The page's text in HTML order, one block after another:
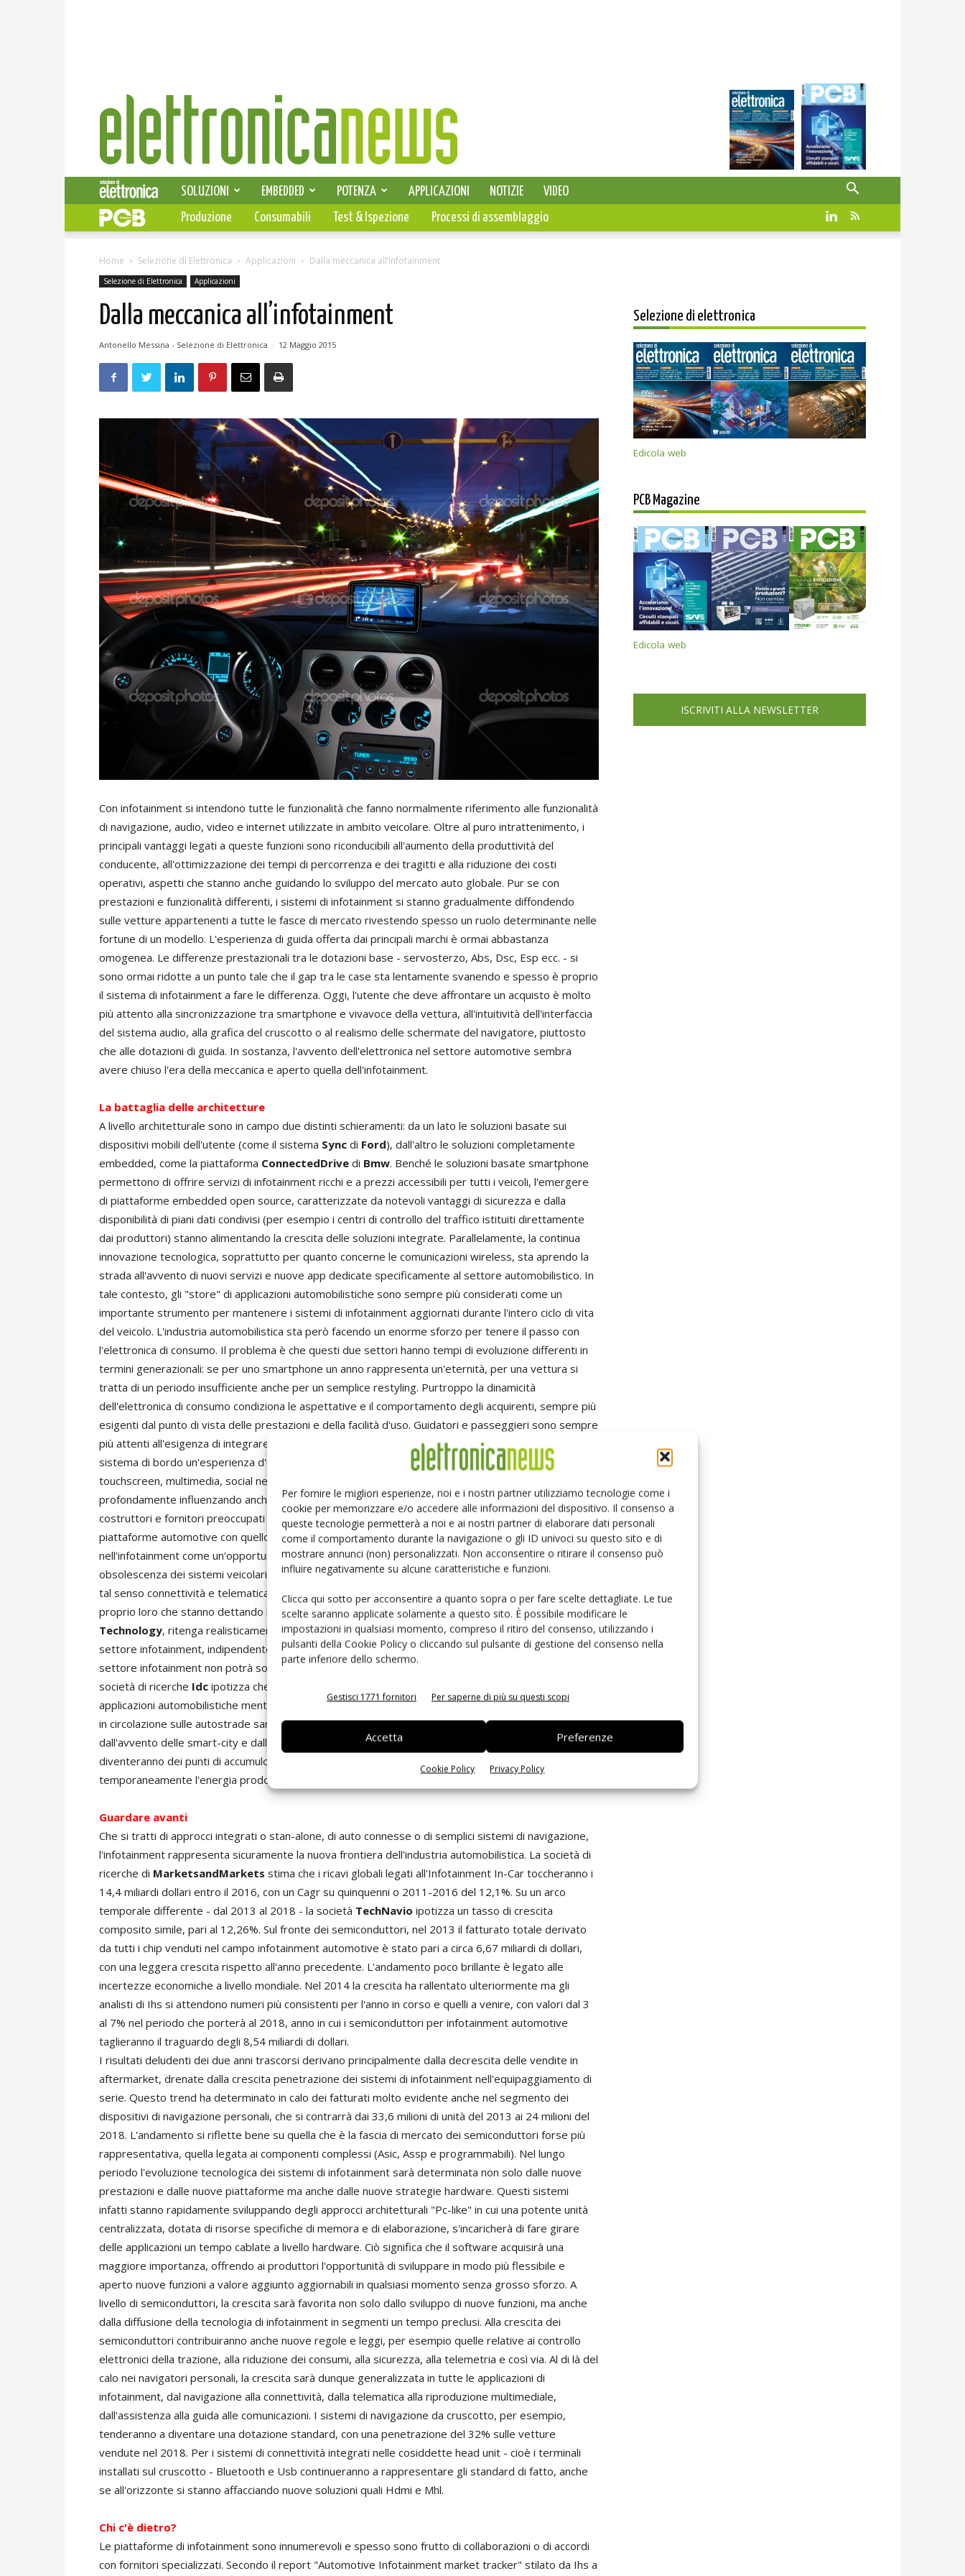
Per fornire le migliori esperienze, noi e i nostri partner utilizziamo tecnologie come i
cookie per memorizzare e/o accedere alle informazioni del dispositivo. Il consenso a
queste tecnologie permetterà a noi e ai nostri partner di elaborare dati personali
come il comportamento durante la navigazione o gli ID univoci su questo sito e di
mostrare annunci (non) personalizzati. Non acconsentire o ritirare il consenso può
influire negativamente su alcune caratteristiche e funzioni.
Clicca qui sotto per acconsentire a quanto sopra o per fare scelte dettagliate. Le tue
scelte saranno applicate solamente a questo sito. È possibile modificare le
impostazioni in qualsiasi momento, compreso il ritiro del consenso, utilizzando i
pulsanti della Cookie Policy o cliccando sul pulsante di gestione del consenso nella
parte inferiore dello schermo.
Gestisci 1771 fornitori Per saperne di più su questi scopi
Accetta Preferenze
Cookie Policy Privacy Policy
Elettronica
News
SELEZIONE DI ELETTRONICA
SOLUZIONI EMBEDDED POTENZA APPLICAZIONI NOTIZIE
VIDEO
PCB
Produzione Consumabili Test & Ispezione Processi di assemblaggio
Home Selezione di Elettronica Applicazioni Dalla meccanica all’infotainment
Selezione di Elettronica Applicazioni
Dalla meccanica all’infotainment
Antonello Messina - Selezione di Elettronica - 12 Maggio 2015
Con infotainment si intendono tutte le funzionalità che fanno normalmente riferimento alle funzionalità
di navigazione, audio, video e internet utilizzate in ambito veicolare. Oltre al puro intrattenimento, i
principali vantaggi legati a queste funzioni sono riconducibili all'aumento della produttività del
conducente, all'ottimizzazione dei tempi di percorrenza e dei tragitti e alla riduzione dei costi
operativi, aspetti che stanno anche guidando lo sviluppo del mercato auto globale. Pur se con
prestazioni e funzionalità differenti, i sistemi di infotainment si stanno gradualmente diffondendo
sulle vetture appartenenti a tutte le fasce di mercato rivestendo spesso un ruolo determinante nelle
fortune di un modello. L'esperienza di guida offerta dai principali marchi è ormai abbastanza
omogenea. Le differenze prestazionali tra le dotazioni base - servosterzo, Abs, Dsc, Esp ecc. - si
sono ormai ridotte a un punto tale che il gap tra le case sta lentamente svanendo e spesso è proprio
il sistema di infotainment a fare le differenza. Oggi, l'utente che deve affrontare un acquisto è molto
più attento alla sincronizzazione tra smartphone e vivavoce della vettura, all'intuitività dell'interfaccia
del sistema audio, alla grafica del cruscotto o al realismo delle schermate del navigatore, piuttosto
che alle dotazioni di guida. In sostanza, l'avvento dell'elettronica nel settore automotive sembra
avere chiuso l'era della meccanica e aperto quella dell'infotainment.
La battaglia delle architetture
A livello architetturale sono in campo due distinti schieramenti: da un lato le soluzioni basate sui
dispositivi mobili dell'utente (come il sistema Sync di Ford), dall'altro le soluzioni completamente
embedded, come la piattaforma ConnectedDrive di Bmw. Benché le soluzioni basate smartphone
permettono di offrire servizi di infotainment ricchi e a prezzi accessibili per tutti i veicoli, l'emergere
di piattaforme embedded open source, caratterizzate da notevoli vantaggi di sicurezza e dalla
disponibilità di piani dati condivisi (per esempio i centri di controllo del traffico istituiti direttamente
dai produttori) stanno alimentando la crescita delle soluzioni integrate. Parallelamente, la continua
innovazione tecnologica, soprattutto per quanto concerne le comunicazioni wireless, sta aprendo la
strada all'avvento di nuovi servizi e nuove app dedicate specificamente al settore automobilistico. In
tale contesto, gli "store" di applicazioni automobilistiche sono sempre più considerati come un
importante strumento per mantenere i sistemi di infotainment aggiornati durante l'intero ciclo di vita
del veicolo. L'industria automobilistica sta però facendo un enorme sforzo per tenere il passo con
l'elettronica di consumo. Il problema è che questi due settori hanno tempi di evoluzione differenti in
termini generazionali: se per uno smartphone un anno rappresenta un'eternità, per una vettura si
tratta di un periodo insufficiente anche per un semplice restyling. Purtroppo la dinamicità
dell'elettronica di consumo condiziona le aspettative e il comportamento degli acquirenti, sempre più
esigenti dal punto di vista delle prestazioni e della facilità d'uso. Guidatori e passeggieri sono sempre
più attenti all'esigenza di integrare i propri dispositivi nell'ambiente veicolare e si aspettano dal
sistema di bordo un'esperienza d'uso con livelli di qualità simile. Tecnologie all'ultimo grido,
touchscreen, multimedia, social networking e connessioni internet ad alta velocità stanno
profondamente influenzando anche il rapporto tra automobilista e vettura, mettendo a dura prova
costruttori e fornitori preoccupati di stabilire delle "roadmap" capaci di conciliare il ciclo di vita delle
piattaforme automotive con quello tecnologie consumer. Il risultato è che l'industria automotive vede
nell'infotainment come un'opportunità ma con qualche preoccupazione legata alla rapida
obsolescenza dei sistemi veicolari, che spesso mette in evidenza importanti limitazioni funzionali. In
tal senso connettività e telematica rappresentano i due elementi più critici e non per niente sono
proprio loro che stanno dettando i tempi del cambiamento. Benché l'istituto di ricerca Ihs
Technology, ritenga realisticamente che questi rappresentino gli assi portanti dell'evoluzione del
settore infotainment, indipendentemente dal tipo di architettura, altrettanto realisticamente il
settore infotainment non potrà sottrarsi a concetti quali M2M, Internet delle Cose o Big Data. La
società di ricerche Idc ipotizza che nel 2020 il 42% dei dati su Internet verrà sarà originato da
applicazioni automobilistiche mentre Ihs Technology valuta che nello stesso anno le auto "connesse"
in circolazione sulle autostrade saranno più di 152 milioni. Questo trend potrà essere amplificato
dall'avvento delle smart-city e dalla crescente diffusione dei mezzi elettrici, i quali potranno
diventeranno dei punti di accumulo totalmente integrati con la rete elettrica dove immagazzinare
temporaneamente l'energia prodotta dalle fonti rinnovabili.
Guardare avanti
Che si tratti di approcci integrati o stan-alone, di auto connesse o di semplici sistemi di navigazione,
l'infotainment rappresenta sicuramente la nuova frontiera dell'industria automobilistica. La società di
ricerche di MarketsandMarkets stima che i ricavi globali legati all'Infotainment In-Car toccheranno i
14,4 miliardi dollari entro il 2016, con un Cagr su quinquenni o 2011-2016 del 12,1%. Su un arco
temporale differente - dal 2013 al 2018 - la società TechNavio ipotizza un tasso di crescita
composito simile, pari al 12,26%. Sul fronte dei semiconduttori, nel 2013 il fatturato totale derivato
da tutti i chip venduti nel campo infotainment automotive è stato pari a circa 6,67 miliardi di dollari,
con una leggera crescita rispetto all'anno precedente. L'andamento poco brillante è legato alle
incertezze economiche a livello mondiale. Nel 2014 la crescita ha rallentato ulteriormente ma gli
analisti di Ihs si attendono numeri più consistenti per l'anno in corso e quelli a venire, con valori dal 3
al 7% nel periodo che porterà al 2018, anno in cui i semiconduttori per infotainment automotive
taglieranno il traguardo degli 8,54 miliardi di dollari.
I risultati deludenti dei due anni trascorsi derivano principalmente dalla decrescita delle vendite in
aftermarket, drenate dalla crescita penetrazione dei sistemi di infotainment nell'equipaggiamento di
serie. Questo trend ha determinato in calo dei fatturati molto evidente anche nel segmento dei
dispositivi di navigazione personali, che si contrarrà dai 33,6 milioni di unità del 2013 ai 24 milioni del
2018. L'andamento si riflette bene su quella che è la fascia di mercato dei semiconduttori forse più
rappresentativa, quella legata ai componenti complessi (Asic, Assp e programmabili). Nel lungo
periodo l'evoluzione tecnologica dei sistemi di infotainment sarà determinata non solo dalle nuove
prestazioni e dalle nuove piattaforme ma anche dalle nuove strategie hardware. Questi sistemi
infatti stanno rapidamente sviluppando degli approcci architetturali "Pc-like" in cui una potente unità
centralizzata, dotata di risorse specifiche di memora e di elaborazione, s'incaricherà di fare girare
delle applicazioni un tempo cablate a livello hardware. Ciò significa che il software acquisirà una
maggiore importanza, offrendo ai produttori l'opportunità di sviluppare in modo più flessibile e
aperto nuove funzioni a valore aggiunto aggiornabili in qualsiasi momento senza grosso sforzo. A
livello di semiconduttori, la crescita sarà favorita non solo dallo sviluppo di nuove funzioni, ma anche
dalla diffusione della tecnologia di infotainment in segmenti un tempo preclusi. Alla crescita dei
semiconduttori contribuiranno anche nuove regole e leggi, per esempio quelle relative ai controllo
elettronici della trazione, alla riduzione dei consumi, alla sicurezza, alla telemetria e così via. Al di là del
calo nei navigatori personali, la crescita sarà dunque generalizzata in tutte le applicazioni di
infotainment, dal navigazione alla connettività, dalla telematica alla riproduzione multimediale,
dall'assistenza alla guida alle comunicazioni. I sistemi di navigazione da cruscotto, per esempio,
tenderanno a diventare una dotazione standard, con una penetrazione del 32% sulle vetture
vendute nel 2018. Per i sistemi di connettività integrati nelle cosiddette head unit - cioè i terminali
installati sul cruscotto - Bluetooth e Usb continueranno a rappresentare gli standard di fatto, anche
se all'orizzonte si stanno affacciando nuove soluzioni quali Hdmi e Mhl.
Chi c'è dietro?
Le piattaforme di infotainment sono innumerevoli e spesso sono frutto di collaborazioni o di accordi
con fornitori specializzati. Secondo il report "Automotive Infotainment market tracker" stilato da Ihs a
Selezione di elettronica
Edicola web
PCB Magazine
Edicola web
ISCRIVITI ALLA NEWSLETTER